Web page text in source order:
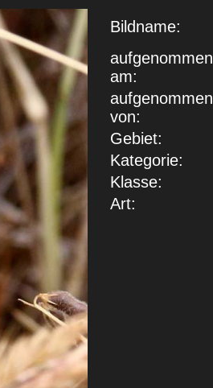
Bildname:
aufgenommen
am:
aufgenommen
von:
Gebiet:
Kategorie:
Klasse:
Art: